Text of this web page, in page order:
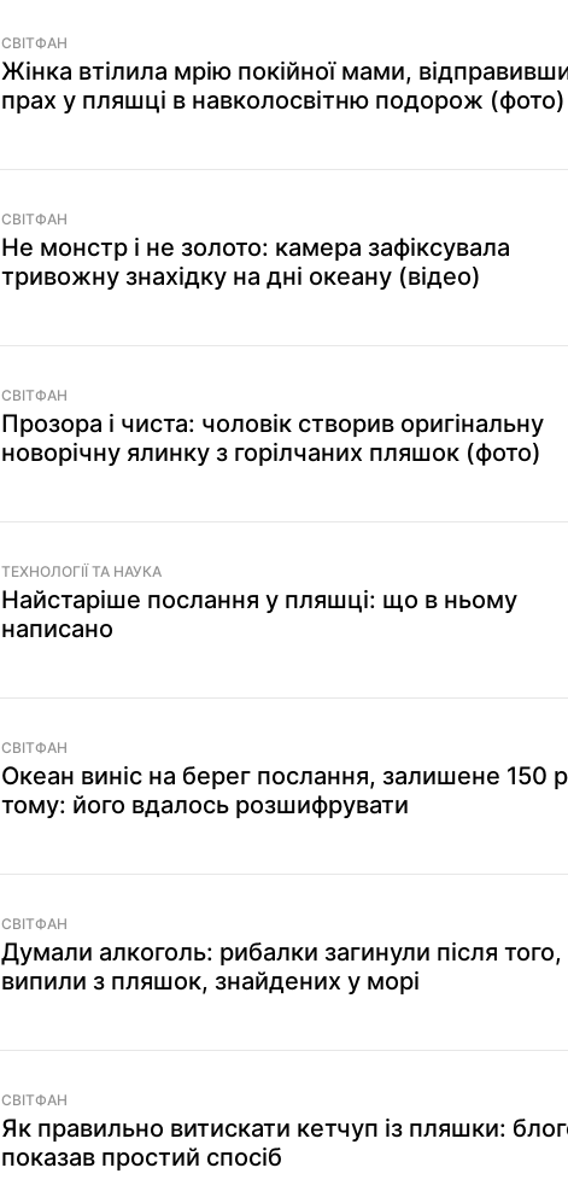
СВІТФАН
Жінка втілила мрію покійної мами, відправивши
прах у пляшці в навколосвітню подорож (фото)
СВІТФАН
Не монстр і не золото: камера зафіксувала
тривожну знахідку на дні океану (відео)
СВІТФАН
Прозора і чиста: чоловік створив оригінальну
новорічну ялинку з горілчаних пляшок (фото)
ТЕХНОЛОГІЇ ТА НАУКА
Найстаріше послання у пляшці: що в ньому
написано
СВІТФАН
Океан виніс на берег послання, залишене 150
тому: його вдалось розшифрувати
СВІТФАН
Думали алкоголь: рибалки загинули після того,
випили з пляшок, знайдених у морі
СВІТФАН
Як правильно витискати кетчуп із пляшки:
показав простий спосіб